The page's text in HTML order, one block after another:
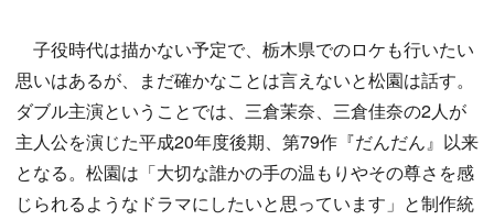
子役時代は描かない予定で、栃木県でのロケも行いたい
思いはあるが、まだ確かなことは言えないと松園は話す。
ダブル主演ということでは、三倉茉奈、三倉佳奈の2人が
主人公を演じた平成20年度後期、第79作『だんだん』以来
となる。松園は「大切な誰かの手の温もりやその尊さを感
じられるようなドラマにしたいと思っています」と制作統